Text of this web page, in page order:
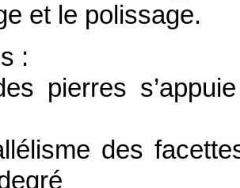
et le polissage.
:
pierres
des